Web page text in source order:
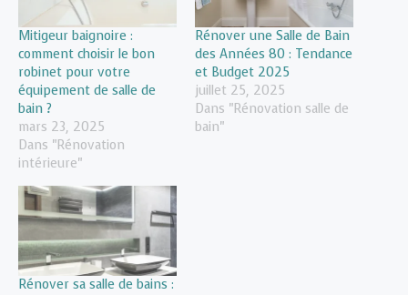
Mitigeur baignoire :
comment choisir le bon
robinet pour votre
équipement de salle de
bain ?
mars 23, 2025
Dans "Rénovation
intérieure"
Rénover une Salle de Bain
des Années 80 : Tendance
et Budget 2025
juillet 25, 2025
Dans "Rénovation salle de
bain"
Rénover sa salle de bains :